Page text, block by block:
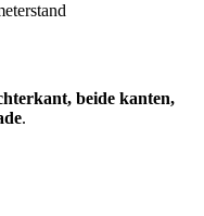
beide kanten,
.